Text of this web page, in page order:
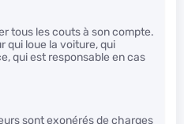
tous les couts à son compte.
qui loue la voiture, qui
qui est responsable en cas
sont exonérés de charges